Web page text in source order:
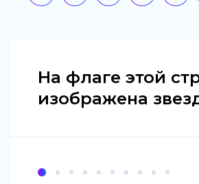
На флаге этой
изображена